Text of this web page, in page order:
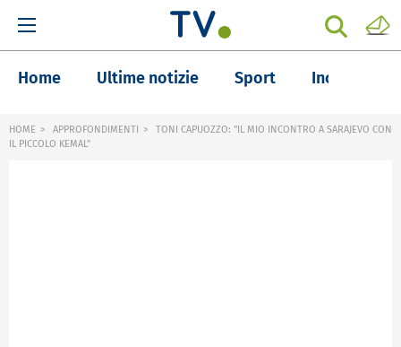
Home Ultime notizie Sport Inchieste
HOME APPROFONDIMENTI
TONI CAPUOZZO: "IL MIO INCONTRO A SARAJEVO CON
IL PICCOLO KEMAL"